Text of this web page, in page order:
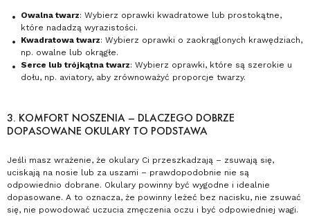
Owalna twarz: Wybierz oprawki kwadratowe lub prostokątne,
które nadadzą wyrazistości.
Kwadratowa twarz: Wybierz oprawki o zaokrąglonych krawędziach,
np. owalne lub okrągłe.
Serce lub trójkątna twarz: Wybierz oprawki, które są szerokie u
dołu, np. aviatory, aby zrównoważyć proporcje twarzy.
3. KOMFORT NOSZENIA – DLACZEGO DOBRZE
DOPASOWANE OKULARY TO PODSTAWA
Jeśli masz wrażenie, że okulary Ci przeszkadzają – zsuwają się,
uciskają na nosie lub za uszami – prawdopodobnie nie są
odpowiednio dobrane. Okulary powinny być wygodne i idealnie
dopasowane. A to oznacza, że powinny leżeć bez nacisku, nie zsuwać
się, nie powodować uczucia zmęczenia oczu i być odpowiedniej wagi.